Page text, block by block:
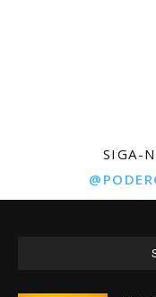
SIGA-